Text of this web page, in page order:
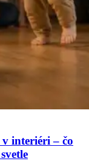
interiéri – čo